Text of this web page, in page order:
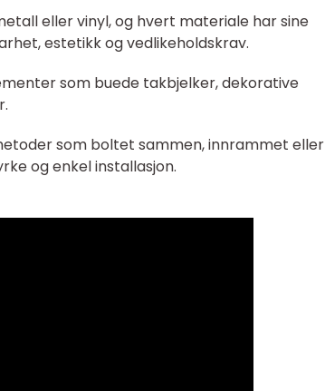
eller vinyl, og hvert materiale har sine
estetikk og vedlikeholdskrav.
som buede takbjelker, dekorative
som boltet sammen, innrammet eller
og enkel installasjon.